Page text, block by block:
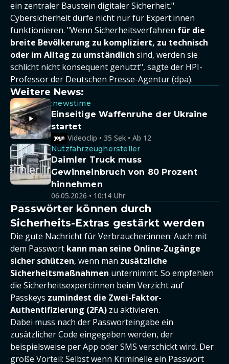
ein zentraler Baustein digitaler Sicherheit."
Cybersicherheit dürfe nicht nur für Expert:innen
funktionieren. "Wenn Sicherheitsverfahren für die
breite Bevölkerung zu kompliziert, zu technisch
oder im Alltag zu umständlich sind, werden sie
schlicht nicht konsequent genutzt", sagte der HPI-
Professor der Deutschen Presse-Agentur (dpa).
Weitere News:
:newstime
Einseitige Waffenruhe der Ukraine
startet
Videoclip • 35 Sek • Ab 12
Nutzfahrzeughersteller
Daimler Truck muss
Gewinneinbruch von 80 Prozent
hinnehmen
06.05.2026 • 10:14 Uhr
Passwörter können durch
Sicherheits-Extras gestärkt werden
Die gute Nachricht für Verbraucher:innen: Auch mit
dem Passwort kann man seine Online-Zugänge
sicher schützen, wenn man zusätzliche
Sicherheitsmaßnahmen unternimmt. So empfehlen
die Sicherheitsexpert:innen beim Verzicht auf
Passkeys zumindest die Zwei-Faktor-
Authentifizierung (2FA) zu aktivieren.
Dabei muss nach der Passworteingabe ein
zusätzlicher Code eingegeben werden, der
beispielsweise per App oder SMS verschickt wird. Der
große Vorteil: Selbst wenn Kriminelle ein Passwort